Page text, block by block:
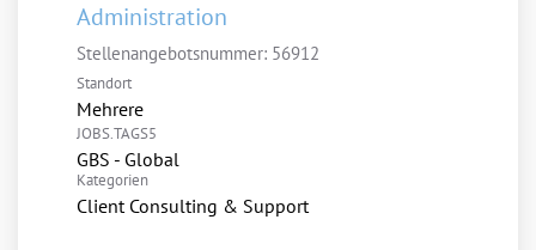
Administration
Stellenangebotsnummer: 56912
Standort
Mehrere
JOBS.TAGS5
GBS - Global
Kategorien
Client Consulting & Support